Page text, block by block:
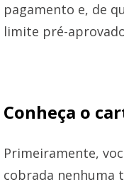
pagamento e, de
limite pré-
Conheça o
Primeiramente,
cobrada nenhuma